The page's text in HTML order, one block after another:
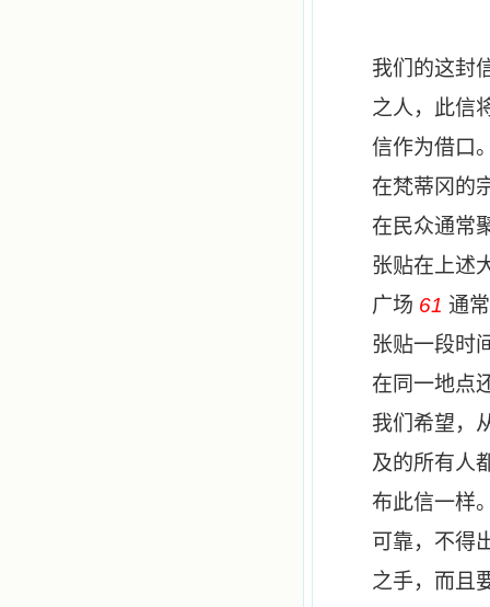
我们的这封
之人，此信
信作为借口
在梵蒂冈的
在民众通常
张贴在上述
广场 61 通
张贴一段时
在同一地点
我们希望，
及的所有人
布此信一样
可靠，不得
之手，而且